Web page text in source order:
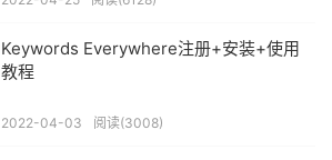
Keywords Everywhere注册+安装+使用
教程
2022-04-03 阅读(3008)